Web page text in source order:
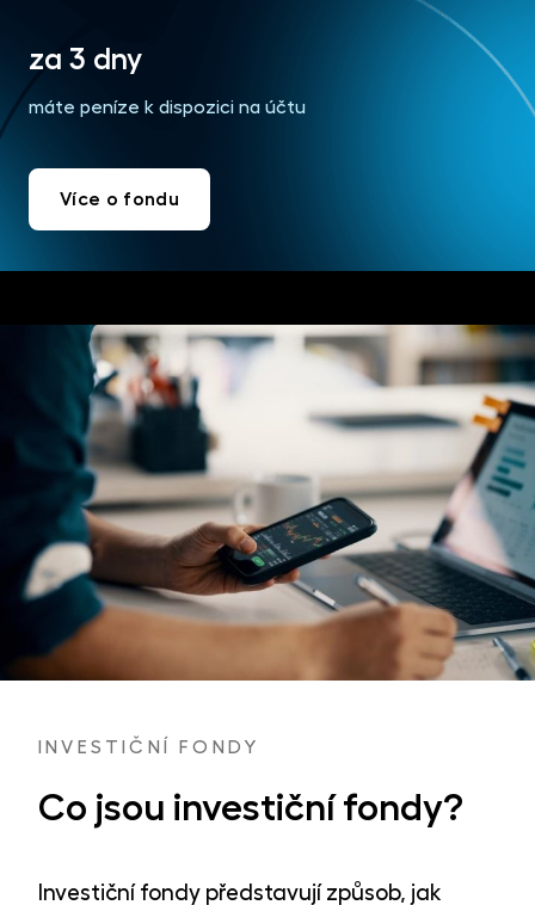
za 3 dny
máte peníze k dispozici na účtu
Více o fondu
INVESTIČNÍ FONDY
Co jsou investiční fondy?
Investiční fondy představují způsob, jak